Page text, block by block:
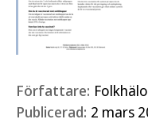
Författare:
Publicerad: 2 mars